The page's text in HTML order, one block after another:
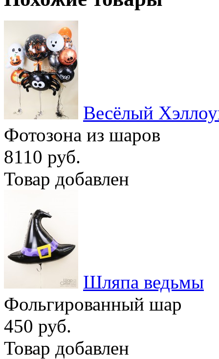
Весёлый
Фотозона из шаров
8110 руб.
Товар добавлен
Шляпа ведьмы
Фольгированный шар
450 руб.
Товар добавлен